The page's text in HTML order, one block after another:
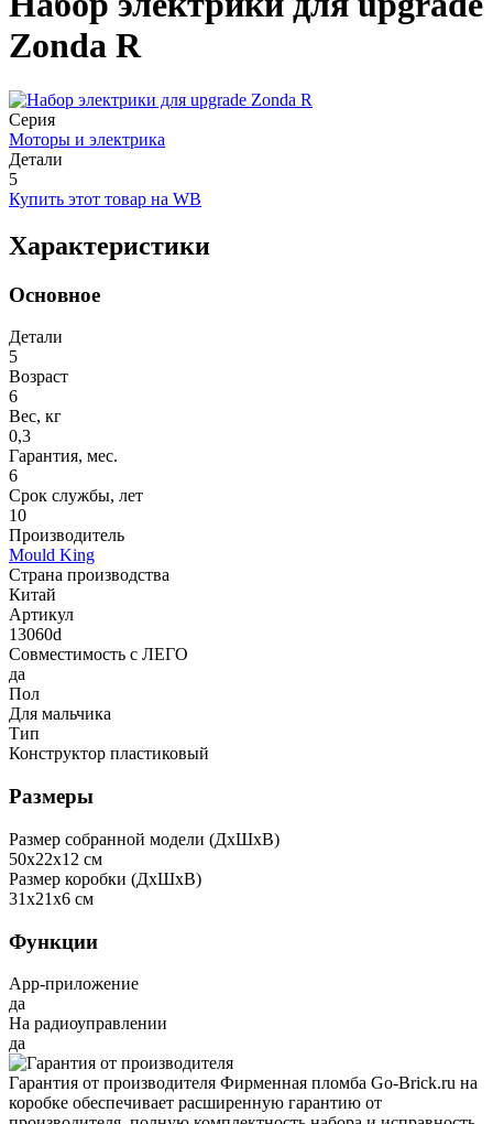
Zonda R
Серия
Моторы и электрика
Детали
5
Купить этот товар на WB
Характеристики
Основное
Детали
5
Возраст
6
Вес, кг
0,3
Гарантия, мес.
6
Срок службы, лет
10
Производитель
Mould King
Страна производства
Китай
Артикул
13060d
Совместимость с ЛЕГО
да
Пол
Для мальчика
Тип
Конструктор пластиковый
Размеры
Размер собранной модели (ДxШxВ)
50x22x12 см
Размер коробки (ДxШxВ)
31x21x6 см
Функции
App-приложение
да
На радиоуправлении
да
Гарантия от производителя Фирменная пломба Go-Brick.ru на
коробке обеспечивает расширенную гарантию от